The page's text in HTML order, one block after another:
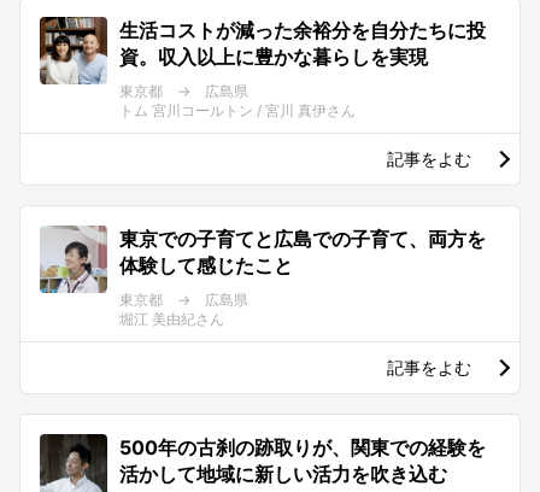
生活コストが減った余裕分を自分たちに投
資。収入以上に豊かな暮らしを実現
東京都 → 広島県
トム 宮川コールトン / 宮川 真伊さん
記事をよむ
東京での子育てと広島での子育て、両方を
体験して感じたこと
東京都 → 広島県
堀江 美由紀さん
記事をよむ
500年の古刹の跡取りが、関東での経験を
活かして地域に新しい活力を吹き込む